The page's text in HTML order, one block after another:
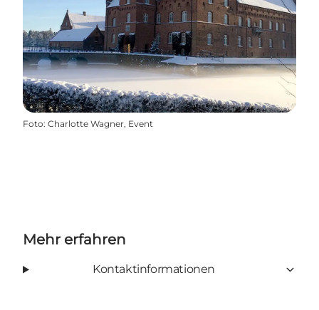
Foto: Charlotte Wagner, Event
Mehr erfahren
Kontaktinformationen